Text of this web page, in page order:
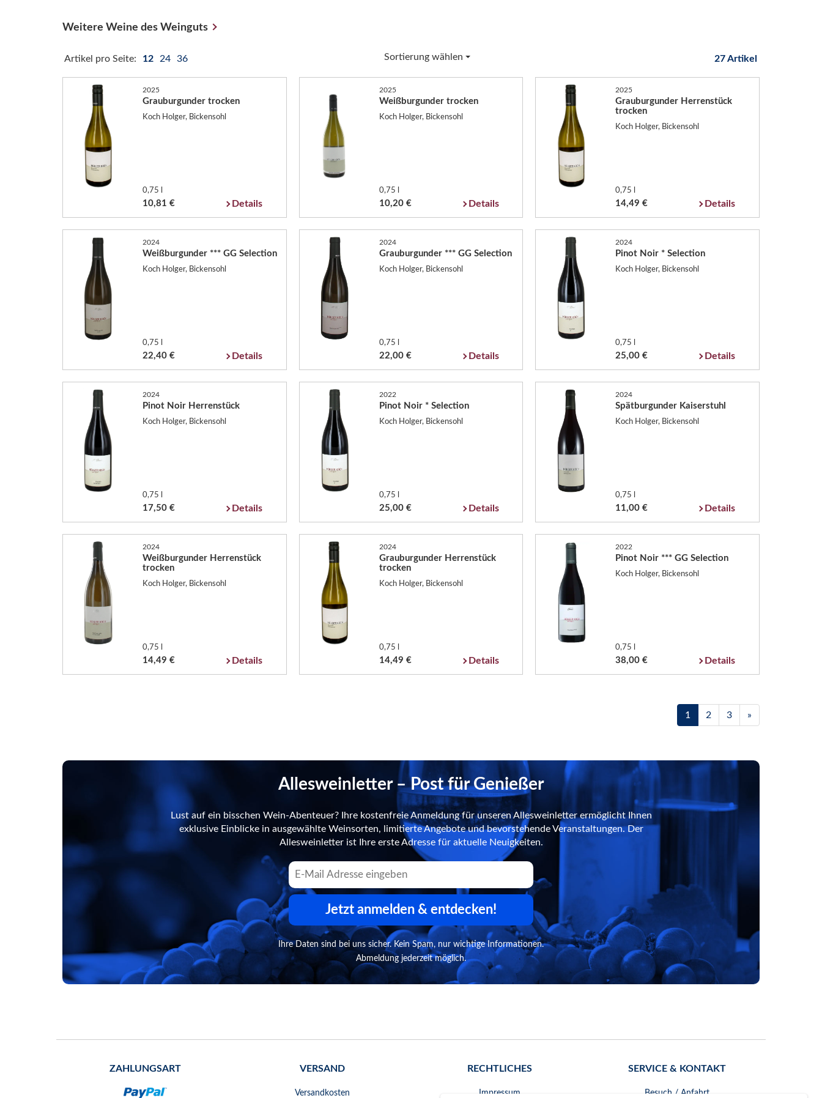
Weitere Weine des Weinguts
Artikel pro Seite: 12 24 36 Sortierung wählen 27 Artikel
2025
Grauburgunder trocken
Koch Holger, Bickensohl
0,75 l
10,81 € Details
2025
Weißburgunder trocken
Koch Holger, Bickensohl
0,75 l
10,20 € Details
2025
Grauburgunder Herrenstück
trocken
Koch Holger, Bickensohl
0,75 l
14,49 € Details
2024
Weißburgunder *** GG Selection
Koch Holger, Bickensohl
0,75 l
22,40 € Details
2024
Grauburgunder *** GG Selection
Koch Holger, Bickensohl
0,75 l
22,00 € Details
2024
Pinot Noir * Selection
Koch Holger, Bickensohl
0,75 l
25,00 € Details
2024
Pinot Noir Herrenstück
Koch Holger, Bickensohl
0,75 l
17,50 € Details
2022
Pinot Noir * Selection
Koch Holger, Bickensohl
0,75 l
25,00 € Details
2024
Spätburgunder Kaiserstuhl
Koch Holger, Bickensohl
0,75 l
11,00 € Details
2024
Weißburgunder Herrenstück
trocken
Koch Holger, Bickensohl
0,75 l
14,49 € Details
2024
Grauburgunder Herrenstück
trocken
Koch Holger, Bickensohl
0,75 l
14,49 € Details
2022
Pinot Noir *** GG Selection
Koch Holger, Bickensohl
0,75 l
38,00 € Details
1 2 3 »
Allesweinletter – Post für Genießer
Lust auf ein bisschen Wein-Abenteuer? Ihre kostenfreie Anmeldung für unseren Allesweinletter ermöglicht Ihnen
exklusive Einblicke in ausgewählte Weinsorten, limitierte Angebote und bevorstehende Veranstaltungen. Der
Allesweinletter ist Ihre erste Adresse für aktuelle Neuigkeiten.
Jetzt anmelden & entdecken!
Ihre Daten sind bei uns sicher. Kein Spam, nur wichtige Informationen.
Abmeldung jederzeit möglich.
ZAHLUNGSART VERSAND
Versandkosten
RECHTLICHES
Impressum
SERVICE & KONTAKT
Besuch / Anfahrt